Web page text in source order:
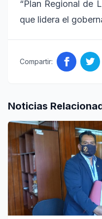
“Plan Regional de
que lidera el
Compartir:
Noticias